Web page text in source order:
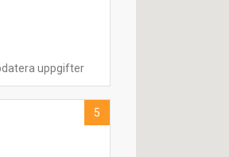
uppgifter
5